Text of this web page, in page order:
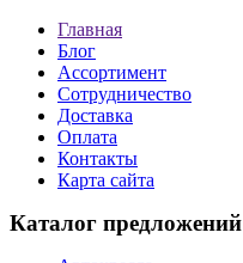
Главная
Блог
Ассортимент
Сотрудничество
Доставка
Оплата
Контакты
Карта сайта
Каталог предложений